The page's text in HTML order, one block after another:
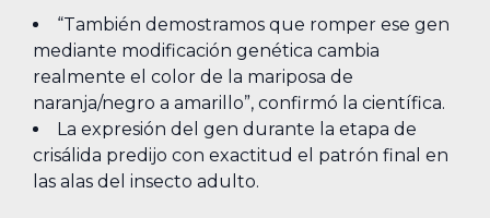
“También demostramos que romper ese gen
mediante modificación genética cambia
realmente el color de la mariposa de
naranja/negro a amarillo”, confirmó la científica.
La expresión del gen durante la etapa de
crisálida predijo con exactitud el patrón final en
las alas del insecto adulto.